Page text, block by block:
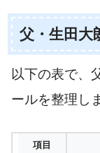
父・生田大
以下の表で、
ールを整理し
項目